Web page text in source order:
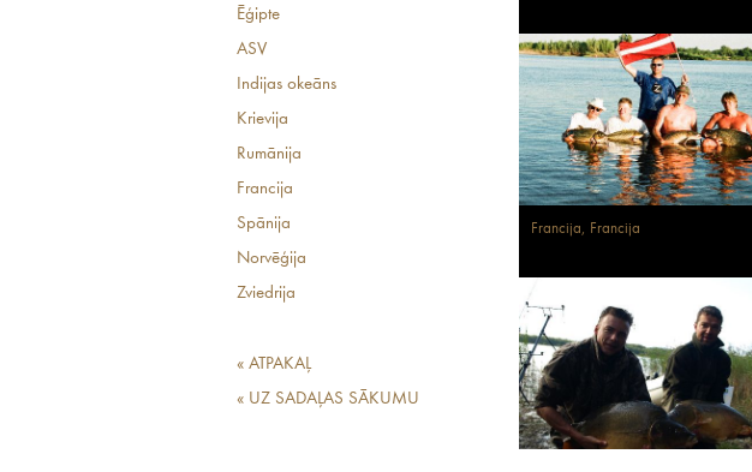
Ēģipte
ASV
Indijas okeāns
Krievija
Rumānija
Francija
Spānija
Norvēģija
Zviedrija
« ATPAKAĻ
« UZ SADAĻAS SĀKUMU
Francija, Francija